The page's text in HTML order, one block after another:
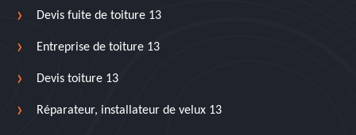
Devis fuite de toiture 13
Entreprise de toiture 13
Devis toiture 13
Réparateur, installateur de velux 13